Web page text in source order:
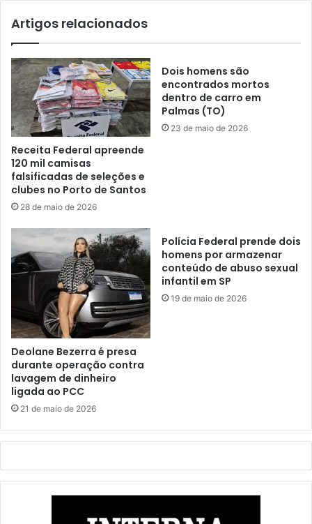
Artigos relacionados
Receita Federal apreende
120 mil camisas
falsificadas de seleções e
clubes no Porto de Santos
28 de maio de 2026
Dois homens são
encontrados mortos
dentro de carro em
Palmas (TO)
23 de maio de 2026
Deolane Bezerra é presa
durante operação contra
lavagem de dinheiro
ligada ao PCC
21 de maio de 2026
Polícia Federal prende dois
homens por armazenar
conteúdo de abuso sexual
infantil em SP
19 de maio de 2026